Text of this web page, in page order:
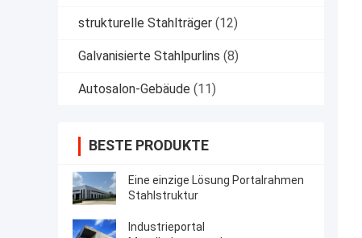
strukturelle Stahlträger (12)
Galvanisierte Stahlpurlins (8)
Autosalon-Gebäude (11)
BESTE PRODUKTE
Eine einzige Lösung Portalrahmen
Stahlstruktur
Industrieportal